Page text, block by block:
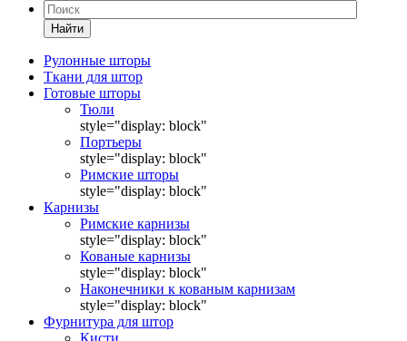
Найти
Рулонные шторы
Ткани для штор
Готовые шторы
Тюли
style="display: block"
Портьеры
style="display: block"
Римские шторы
style="display: block"
Карнизы
Римские карнизы
style="display: block"
Кованые карнизы
style="display: block"
Наконечники к кованым карнизам
style="display: block"
Фурнитура для штор
Кисти